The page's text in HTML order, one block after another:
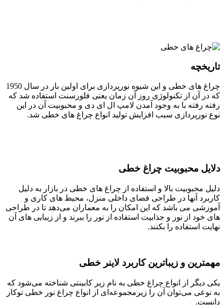
تاریخچه
چراغ های خطی و این شیوه نورپردازی برای اولین بار در سال 1950
که در آن از تکنولوژی روز آن زمان یعنی فلورسنت استفاده شد که
رفته رفته با به وجود آمدن لامپ ال ای دی و محبوبیت آن در این
نوع نورپردازی سبب افزایش تولید انواع چراغ های خطی شد.
دلایل محبوبیت چراغ خطی
دلیل محبوبیت بالا و استفاده از چراغ های خطی در بازار به دلیل
کاربرد آنها در طراحی فضای داخلی منزل، محیط های کاری و
آموزشی می باشد که این امکان را به معماران می‌دهد تا در طراحی
های خود از نور و جذابیت استفاده از نور را ببرند و از زیبایی های آن
نهایت استفاده را بکنند.
مهمترین و زیباترین کاربرد لاینر خطی
یکی دیگر از انواع چراغ خطی به نام زیر کابینتی شناخته می‌شود که
به نوعی می‌توان آن را زیرمجموعه‌ای از انواع چراغ نور خطی توکار
دانست.